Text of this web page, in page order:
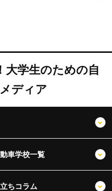
大学生のための自
ディア
車学校一覧
ちコラム